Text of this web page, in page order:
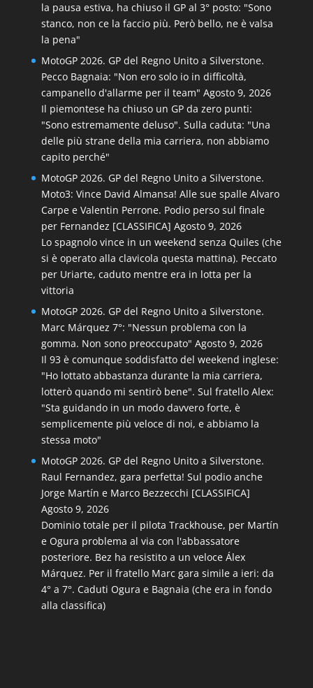
la pausa estiva, ha chiuso il GP al 3° posto: "Sono
stanco, non ce la faccio più. Però bello, ne è valsa
la pena"
MotoGP 2026. GP del Regno Unito a Silverstone.
Pecco Bagnaia: "Non ero solo io in difficoltà,
campanello d'allarme per il team" Agosto 9, 2026
Il piemontese ha chiuso un GP da zero punti:
"Sono estremamente deluso". Sulla caduta: "Una
delle più strane della mia carriera, non abbiamo
capito perché"
MotoGP 2026. GP del Regno Unito a Silverstone.
Moto3: Vince David Almansa! Alle sue spalle Alvaro
Carpe e Valentin Perrone. Podio perso sul finale
per Fernandez [CLASSIFICA] Agosto 9, 2026
Lo spagnolo vince in un weekend senza Quiles (che
si è operato alla clavicola questa mattina). Peccato
per Uriarte, caduto mentre era in lotta per la
vittoria
MotoGP 2026. GP del Regno Unito a Silverstone.
Marc Márquez 7°: "Nessun problema con la
gomma. Non sono preoccupato" Agosto 9, 2026
Il 93 è comunque soddisfatto del weekend inglese:
"Ho lottato abbastanza durante la mia carriera,
lotterò quando mi sentirò bene". Sul fratello Alex:
"Sta guidando in un modo davvero forte, è
semplicemente più veloce di noi, e abbiamo la
stessa moto"
MotoGP 2026. GP del Regno Unito a Silverstone.
Raul Fernandez, gara perfetta! Sul podio anche
Jorge Martín e Marco Bezzecchi [CLASSIFICA]
Agosto 9, 2026
Dominio totale per il pilota Trackhouse, per Martín
e Ogura problema al via con l'abbassatore
posteriore. Bez ha resistito a un veloce Álex
Márquez. Per il fratello Marc gara simile a ieri: da
4° a 7°. Caduti Ogura e Bagnaia (che era in fondo
alla classifica)